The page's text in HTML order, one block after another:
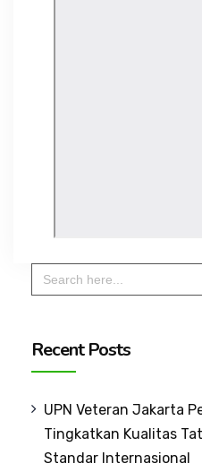
Search
for:
Recent Posts
UPN Veteran Jakarta
Tingkatkan Kualitas
Standar Internasional